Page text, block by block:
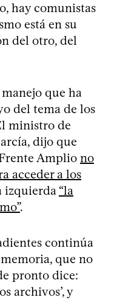
hay comunistas
está en su
del otro, del
que ha
del tema de los
ministro de
dijo que
Amplio no
acceder a los
izquierda “la
.
continúa
que no
pronto dice:
archivos’, y